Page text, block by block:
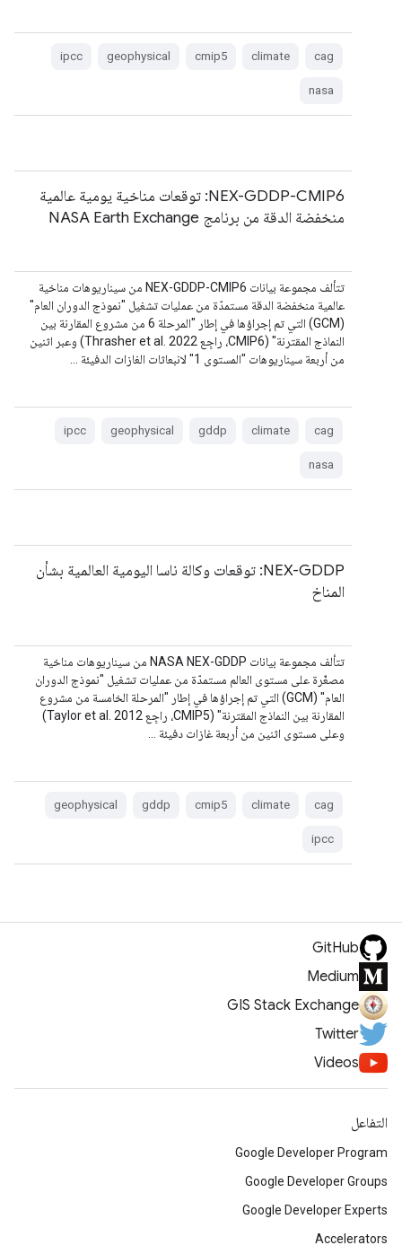
cag
climate
cmip5
geophysical
ipcc
nasa
NEX-GDDP-CMIP6: توقعات مناخية يومية عالمية
منخفضة الدقة من برنامج NASA Earth Exchange
تتألف مجموعة بيانات NEX-GDDP-CMIP6 من سيناريوهات مناخية
عالمية منخفضة الدقة مستمدّة من عمليات تشغيل "نموذج الدوران العام"
(GCM) التي تم إجراؤها في إطار "المرحلة 6 من مشروع المقارنة بين
النماذج المقترنة" (CMIP6، راجِع Thrasher et al. 2022) وعبر اثنين
من أربعة سيناريوهات "المستوى 1" لانبعاثات الغازات الدفيئة …
cag
climate
gddp
geophysical
ipcc
nasa
NEX-GDDP: توقعات وكالة ناسا اليومية العالمية بشأن
المناخ
تتألف مجموعة بيانات NASA NEX-GDDP من سيناريوهات مناخية
مصغّرة على مستوى العالم مستمدّة من عمليات تشغيل "نموذج الدوران
العام" (GCM) التي تم إجراؤها في إطار "المرحلة الخامسة من مشروع
المقارنة بين النماذج المقترنة" (CMIP5، راجِع Taylor et al. 2012)
وعلى مستوى اثنين من أربعة غازات دفيئة …
cag
climate
cmip5
gddp
geophysical
ipcc
GitHub
Medium
GIS Stack Exchange
Twitter
Videos
التفاعل
Google Developer Program
Google Developer Groups
Google Developer Experts
Accelerators